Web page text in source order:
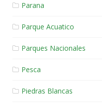
Parana
Parque Acuatico
Parques Nacionales
Pesca
Piedras Blancas